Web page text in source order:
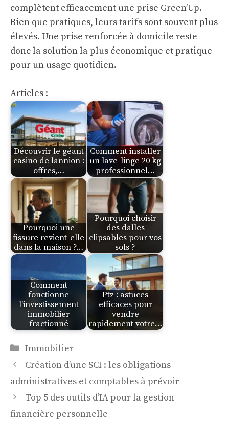
complètent efficacement une prise Green’Up.
Bien que pratiques, leurs tarifs sont souvent plus
élevés. Une prise renforcée à domicile reste
donc la solution la plus économique et pratique
pour un usage quotidien.
Articles :
Découvrir le géant
casino de lannion :
offres,…
Comment installer
un lave-linge 20 kg
professionnel…
Pourquoi une
fissure revient-elle
dans la maison ?…
Pourquoi choisir
des dalles
clipsables pour vos
sols ?
Comment
fonctionne
l'investissement
immobilier
fractionné
Ptz : astuces
efficaces pour
vendre
rapidement votre…
Catégories
Immobilier
Création d’une SCI : les obligations
administratives et comptables à prévoir
Top 5 des outils d’IA pour la gestion
financière personnelle